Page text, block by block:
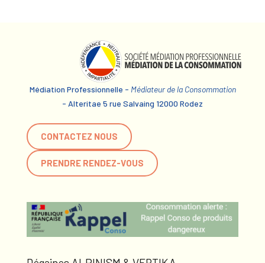
Médiation Professionnelle - Médiateur de la Consommation
- Alteritae 5 rue Salvaing 12000 Rodez
CONTACTEZ NOUS
PRENDRE RENDEZ-VOUS